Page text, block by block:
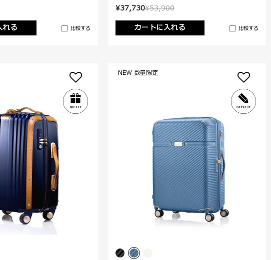
れる
比較する
¥53,900
¥37,730
カートに入れる
比較する
NEW 数量限定